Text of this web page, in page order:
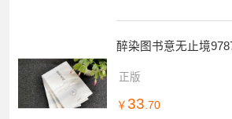
醉染图书意无止境
正版
￥ 33.70